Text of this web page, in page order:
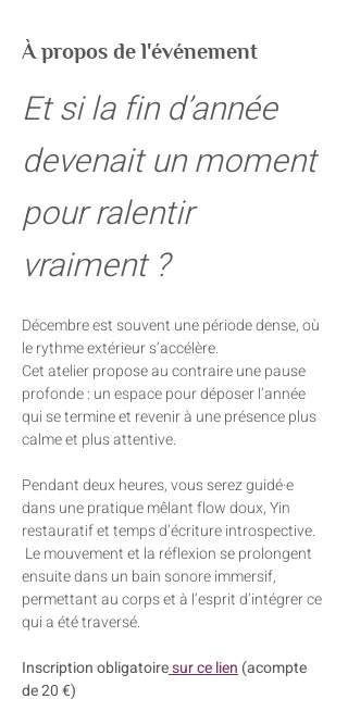
À propos de l'événement
Et si la fin d’année
devenait un moment
pour ralentir
vraiment ?
Décembre est souvent une période dense, où
le rythme extérieur s’accélère.
Cet atelier propose au contraire une pause
profonde : un espace pour déposer l’année
qui se termine et revenir à une présence plus
calme et plus attentive.
Pendant deux heures, vous serez guidé·e
dans une pratique mêlant flow doux, Yin
restauratif et temps d’écriture introspective.
ensuite dans un bain sonore immersif,
permettant au corps et à l’esprit d’intégrer ce
qui a été traversé.
Inscription obligatoire sur ce lien (acompte
de 20 €)